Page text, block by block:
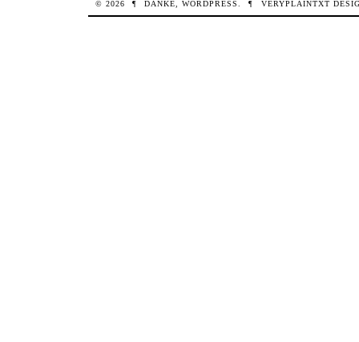
© 2026 ¶ DANKE,WORDPRESS. ¶ VERYPLAINTXT